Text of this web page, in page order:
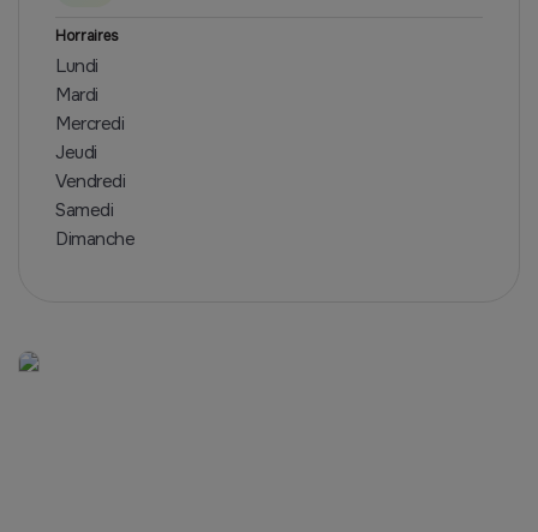
Horraires
Lundi
Mardi
Mercredi
Jeudi
Vendredi
Samedi
Dimanche